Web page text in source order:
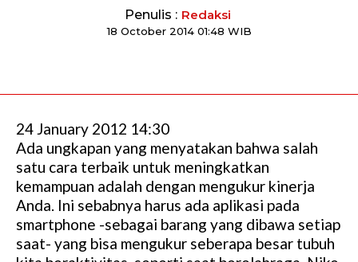
Penulis : Redaksi
18 October 2014 01:48 WIB
24 January 2012 14:30
Ada ungkapan yang menyatakan bahwa salah
satu cara terbaik untuk meningkatkan
kemampuan adalah dengan mengukur kinerja
Anda. Ini sebabnya harus ada aplikasi pada
smartphone -sebagai barang yang dibawa setiap
saat- yang bisa mengukur seberapa besar tubuh